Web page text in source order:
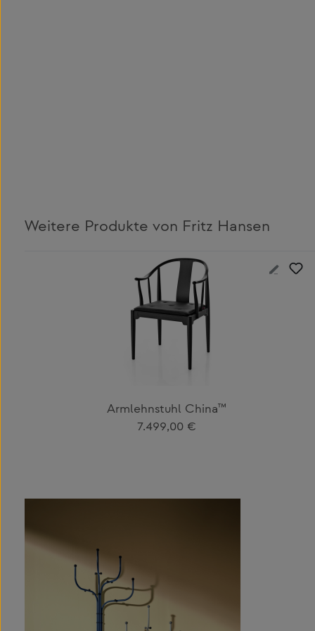
Weitere Produkte von Fritz Hansen
Produktgalerie überspringen
Armlehnstuhl China™
Regulärer Preis:
7.499,00 €